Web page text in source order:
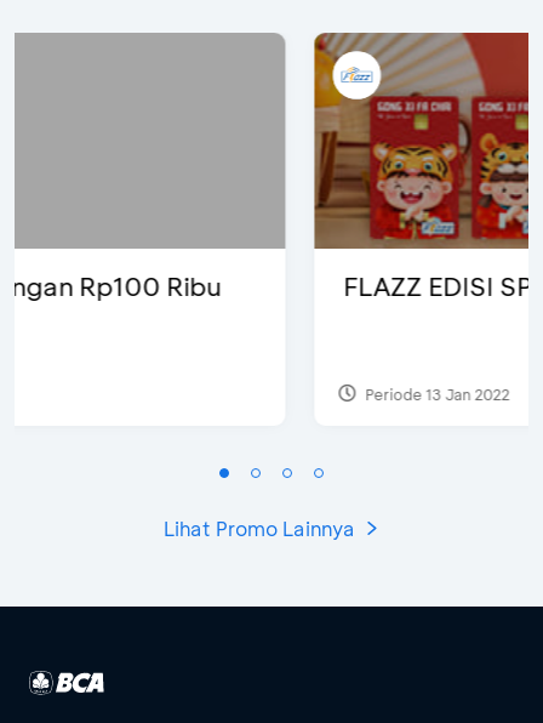
FLAZZ EDISI SPESIAL CNY 2022
Lihat Promo Lainnya